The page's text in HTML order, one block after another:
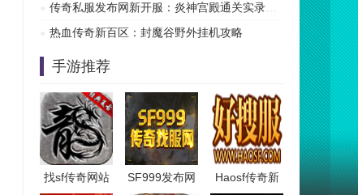
传奇私服发布网新开服：炎神宫殿通关实录，让你告别
热血传奇新百区：封魔谷野外挂机攻略
手游推荐
找sf传奇网站 SF999发布网 Haosf传奇新